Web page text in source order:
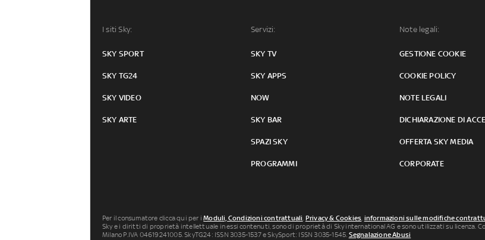
I siti Sky:
SKY SPORT
SKY TG24
SKY VIDEO
SKY ARTE
Servizi:
SKY TV
SKY APPS
NOW
SKY BAR
SPAZI SKY
PROGRAMMI
Note legali:
GESTIONE COOKIE
COOKIE POLICY
NOTE LEGALI
DICHIARAZIONE DI
OFFERTA SKY MEDIA
CORPORATE
Per il consumatore clicca qui per iModuli, Condizioni contrattuali, Privacy & Cookies, informazioni sulle modifiche
Sky e i diritti di proprietà intellettuale in essi contenuti, sono di proprietà di Sky international AG e sono utilizzati su licenza.
Milano P.IVA 04619241005. SkyTG24: ISSN 3035-1537 e SkySport: ISSN 3035-1545. Segnalazione Abusi